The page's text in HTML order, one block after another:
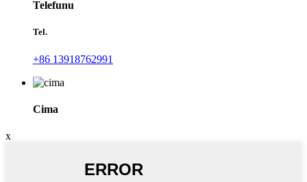
Telefunu
Tel.
+86 13918762991
Cima
x